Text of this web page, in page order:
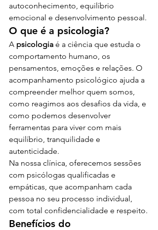
autoconhecimento, equilíbrio
emocional e desenvolvimento pessoal.
O que é a psicologia?
A psicologia é a ciência que estuda o
comportamento humano, os
pensamentos, emoções e relações. O
acompanhamento psicológico ajuda a
compreender melhor quem somos,
como reagimos aos desafios da vida, e
como podemos desenvolver
ferramentas para viver com mais
equilíbrio, tranquilidade e
autenticidade.
Na nossa clínica, oferecemos sessões
com psicólogas qualificadas e
empáticas, que acompanham cada
pessoa no seu processo individual,
com total confidencialidade e respeito.
Benefícios do